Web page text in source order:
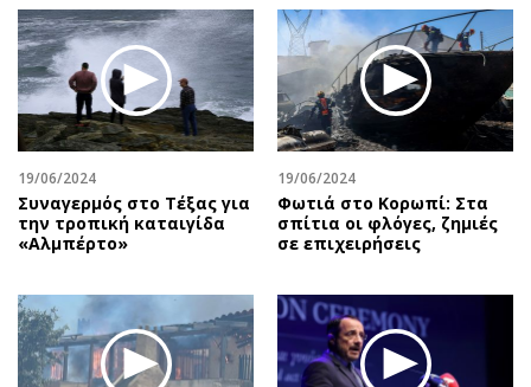
19/06/2024
Συναγερμός στο Τέξας για
την τροπική καταιγίδα
«Αλμπέρτο»
19/06/2024
Φωτιά στο Κορωπί: Στα
σπίτια οι φλόγες, ζημιές
σε επιχειρήσεις